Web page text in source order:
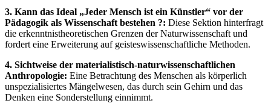
3. Kann das Ideal „Jeder Mensch ist ein Künstler“ vor der
Pädagogik als Wissenschaft bestehen ?: Diese Sektion hinterfragt
die erkenntnistheoretischen Grenzen der Naturwissenschaft und
fordert eine Erweiterung auf geisteswissenschaftliche Methoden.
4. Sichtweise der materialistisch-naturwissenschaftlichen
Anthropologie: Eine Betrachtung des Menschen als körperlich
unspezialisiertes Mängelwesen, das durch sein Gehirn und das
Denken eine Sonderstellung einnimmt.